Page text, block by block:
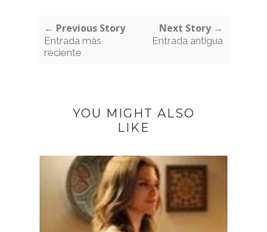
← Previous Story
Entrada más
reciente
Next Story →
Entrada antigua
YOU MIGHT ALSO
LIKE